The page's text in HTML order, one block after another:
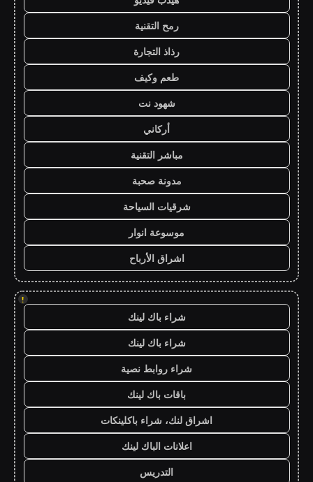
رمح التقنية
رذاذ التجارة
طعم وكيف
شهود نت
أركاني
مباشر التقنية
مدونة صحبة
شرقيات السياحة
موسوعة انوار
اشراق الأرباح
!
شراء باك لينك
شراء باك لينك
شراء روابط نصية
باقات باك لينك
اشراق لنك، شراء باكلينكات
اعلانات الباك لينك
التدريس